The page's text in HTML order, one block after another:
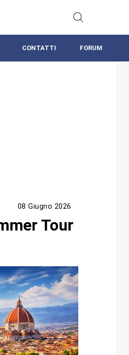
CONTATTI FORUM
08 Giugno 2026
Tour